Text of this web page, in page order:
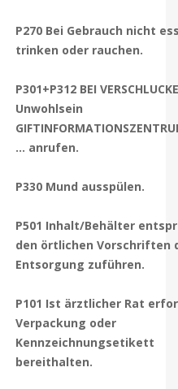
P270 Bei Gebrauch nicht
trinken oder rauchen.
P301+P312 BEI
Unwohlsein
… anrufen.
P330 Mund ausspülen.
P501 Inhalt/Behälter
den örtlichen Vorschriften
Entsorgung zuführen.
P101 Ist ärztlicher Rat
Verpackung oder
Kennzeichnungsetikett
bereithalten.